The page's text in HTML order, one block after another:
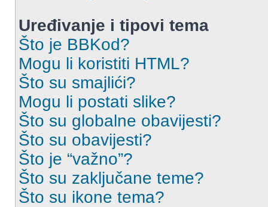
Uređivanje i tipovi tema
Što je BBKod?
Mogu li koristiti HTML?
Što su smajlići?
Mogu li postati slike?
Što su globalne obavijesti?
Što su obavijesti?
Što je “važno”?
Što su zaključane teme?
Što su ikone tema?